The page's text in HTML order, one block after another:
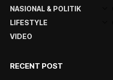
NASIONAL & POLITIK
LIFESTYLE
VIDEO
RECENT POST